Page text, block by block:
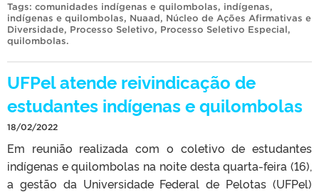
Tags: comunidades indígenas e quilombolas, indígenas,
indígenas e quilombolas, Nuaad, Núcleo de Ações Afirmativas e
Diversidade, Processo Seletivo, Processo Seletivo Especial,
quilombolas.
UFPel atende reivindicação de
estudantes indígenas e quilombolas
18/02/2022
Em reunião realizada com o coletivo de estudantes
indígenas e quilombolas na noite desta quarta-feira (16),
a gestão da Universidade Federal de Pelotas (UFPel)